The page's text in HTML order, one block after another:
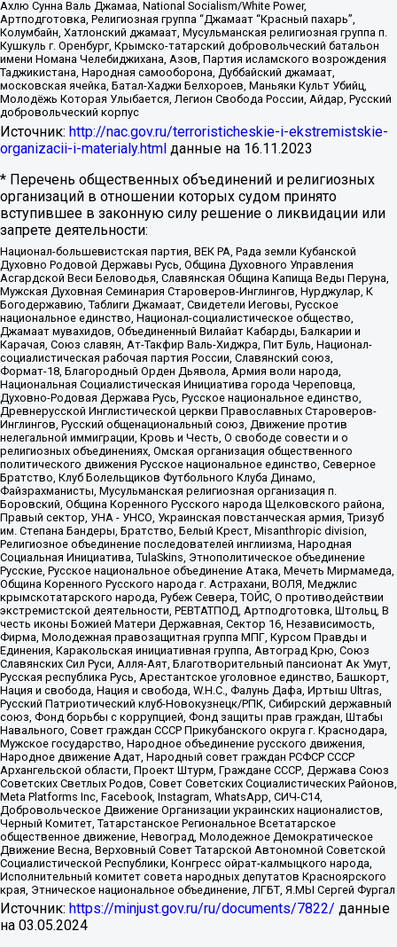
Ахлю Сунна Валь Джамаа, National Socialism/White Power,
Артподготовка, Религиозная группа “Джамаат “Красный пахарь”,
Колумбайн, Хатлонский джамаат, Мусульманская религиозная группа п.
Кушкуль г. Оренбург, Крымско-татарский добровольческий батальон
имени Номана Челебиджихана, Азов, Партия исламского возрождения
Таджикистана, Народная самооборона, Дуббайский джамаат,
московская ячейка, Батал-Хаджи Белхороев, Маньяки Культ Убийц,
Молодёжь Которая Улыбается, Легион Свобода России, Айдар, Русский
добровольческий корпус
Источник: http://nac.gov.ru/terroristicheskie-i-ekstremistskie-
organizacii-i-materialy.html данные на 16.11.2023
* Перечень общественных объединений и религиозных
организаций в отношении которых судом принято
вступившее в законную силу решение о ликвидации или
запрете деятельности:
Национал-большевистская партия, ВЕК РА, Рада земли Кубанской
Духовно Родовой Державы Русь, Община Духовного Управления
Асгардской Веси Беловодья, Славянская Община Капища Веды Перуна,
Мужская Духовная Семинария Староверов-Инглингов, Нурджулар, К
Богодержавию, Таблиги Джамаат, Свидетели Иеговы, Русское
национальное единство, Национал-социалистическое общество,
Джамаат мувахидов, Объединенный Вилайат Кабарды, Балкарии и
Карачая, Союз славян, Ат-Такфир Валь-Хиджра, Пит Буль, Национал-
социалистическая рабочая партия России, Славянский союз,
Формат-18, Благородный Орден Дьявола, Армия воли народа,
Национальная Социалистическая Инициатива города Череповца,
Духовно-Родовая Держава Русь, Русское национальное единство,
Древнерусской Инглистической церкви Православных Староверов-
Инглингов, Русский общенациональный союз, Движение против
нелегальной иммиграции, Кровь и Честь, О свободе совести и о
религиозных объединениях, Омская организация общественного
политического движения Русское национальное единство, Северное
Братство, Клуб Болельщиков Футбольного Клуба Динамо,
Файзрахманисты, Мусульманская религиозная организация п.
Боровский, Община Коренного Русского народа Щелковского района,
Правый сектор, УНА - УНСО, Украинская повстанческая армия, Тризуб
им. Степана Бандеры, Братство, Белый Крест, Misanthropic division,
Религиозное объединение последователей инглиизма, Народная
Социальная Инициатива, TulaSkins, Этнополитическое объединение
Русские, Русское национальное объединение Атака, Мечеть Мирмамеда,
Община Коренного Русского народа г. Астрахани, ВОЛЯ, Меджлис
крымскотатарского народа, Рубеж Севера, ТОЙС, О противодействии
экстремистской деятельности, РЕВТАТПОД, Артподготовка, Штольц, В
честь иконы Божией Матери Державная, Сектор 16, Независимость,
Фирма, Молодежная правозащитная группа МПГ, Курсом Правды и
Единения, Каракольская инициативная группа, Автоград Крю, Союз
Славянских Сил Руси, Алля-Аят, Благотворительный пансионат Ак Умут,
Русская республика Русь, Арестантское уголовное единство, Башкорт,
Нация и свобода, Нация и свобода, W.H.С., Фалунь Дафа, Иртыш Ultras,
Русский Патриотический клуб-Новокузнецк/РПК, Сибирский державный
союз, Фонд борьбы с коррупцией, Фонд защиты прав граждан, Штабы
Навального, Совет граждан СССР Прикубанского округа г. Краснодара,
Мужское государство, Народное объединение русского движения,
Народное движение Адат, Народный совет граждан РСФСР СССР
Архангельской области, Проект Штурм, Граждане СССР, Держава Союз
Советских Светлых Родов, Совет Советских Социалистических Районов,
Meta Platforms Inc, Facebook, Instagram, WhatsApp, СИЧ-С14,
Добровольческое Движение Организации украинских националистов,
Черный Комитет, Татарстанское Региональное Всетатарское
общественное движение, Невоград, Молодежное Демократическое
Движение Весна, Верховный Совет Татарской Автономной Советской
Социалистической Республики, Конгресс ойрат-калмыцкого народа,
Исполнительный комитет совета народных депутатов Красноярского
края, Этническое национальное объединение, ЛГБТ, Я.МЫ Сергей Фургал
Источник: https://minjust.gov.ru/ru/documents/7822/ данные
на 03.05.2024